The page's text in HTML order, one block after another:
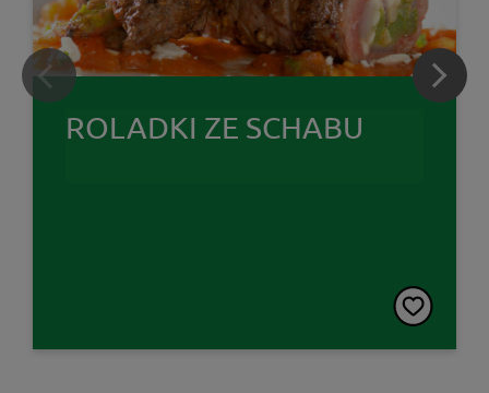
ROLADKI ZE SCHABU